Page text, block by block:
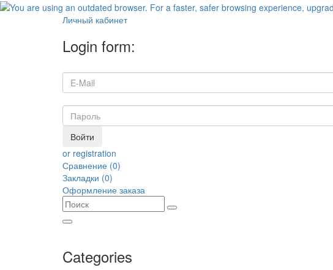
Личный кабинет
Login form:
Войти
or registration
Сравнение (0)
Закладки (0)
Оформление заказа
Categories